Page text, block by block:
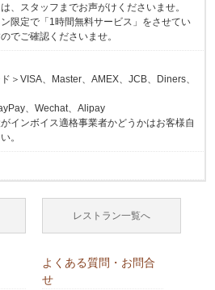
、スタッフまでお声がけくださいませ。
限定で「1時間無料サービス」をさせてい
でご確認くださいませ。
＞VISA、Master、AMEX、JCB、Diners、
、Wechat、Alipay
インボイス適格事業者かどうかはお客様自
。
レストラン一覧へ
よくある質問・お問合
せ